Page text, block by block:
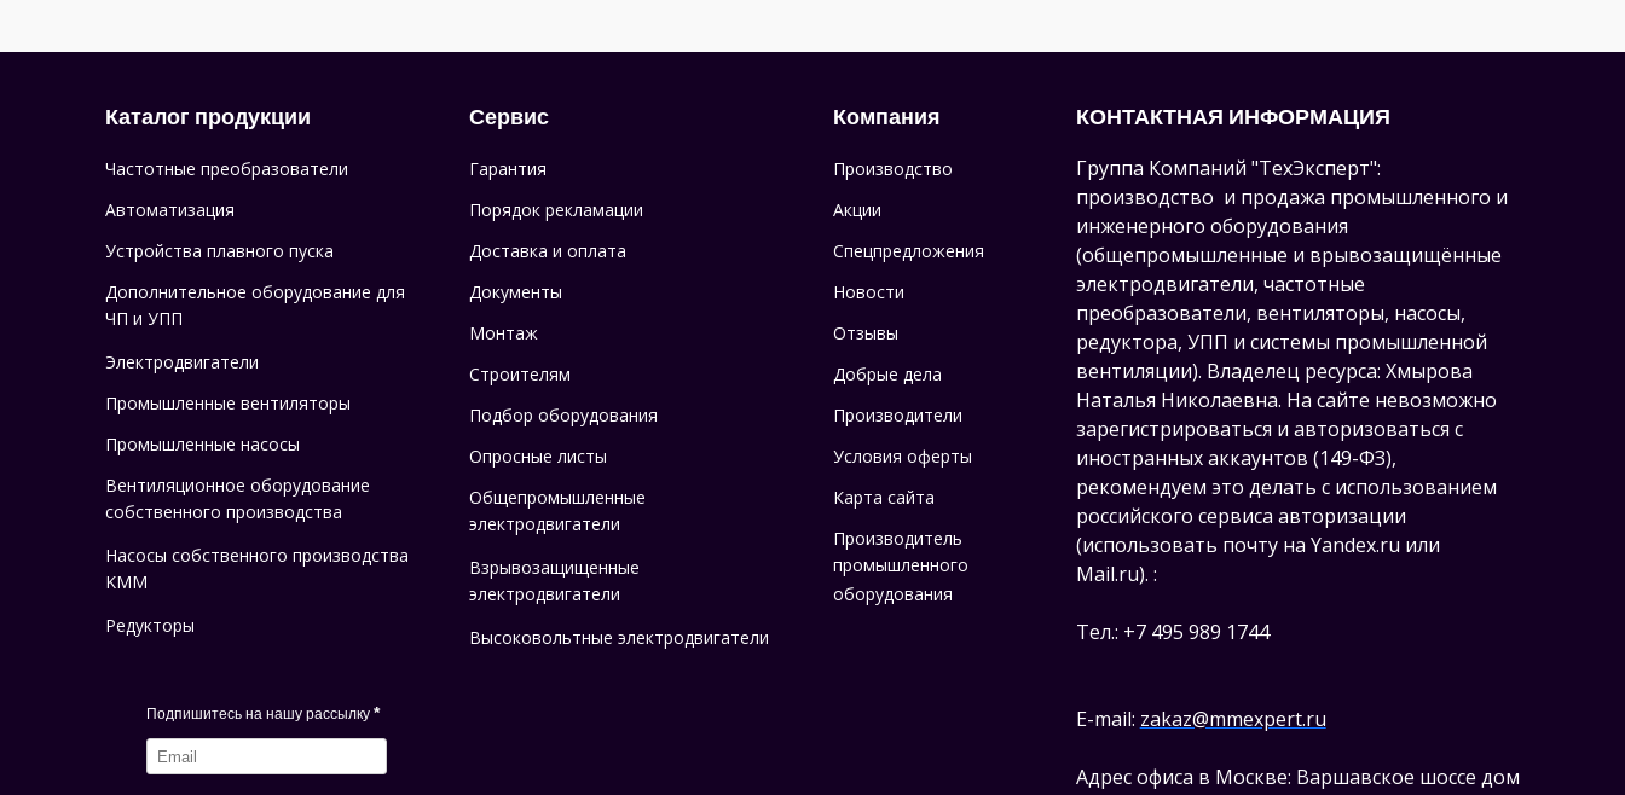
Каталог продукции
Частотные преобразователи
Автоматизация
Устройства плавного пуска
Дополнительное оборудование для
ЧП и УПП
Электродвигатели
Промышленные вентиляторы
Промышленные насосы
Вентиляционное оборудование
собственного производства
Насосы собственного производства
KMM
Редукторы
Подпишитесь на нашу рассылку *
Сервис
Гарантия
Порядок рекламации
Доставка и оплата
Документы
Монтаж
Строителям
Подбор оборудования
Опросные листы
Общепромышленные
электродвигатели
Взрывозащищенные
электродвигатели
Высоковольтные электродвигатели
Компания
Производство
Акции
Спецпредложения
Новости
Отзывы
Добрые дела
Производители
Условия оферты
Карта сайта
Производитель
промышленного
оборудования
КОНТАКТНАЯ ИНФОРМАЦИЯ
Группа Компаний "ТехЭксперт":
производство и продажа промышленного и
инженерного оборудования
(общепромышленные и врывозащищённые
электродвигатели, частотные
преобразователи, вентиляторы, насосы,
редуктора, УПП и системы промышленной
вентиляции). Владелец ресурса: Хмырова
Наталья Николаевна. На сайте невозможно
зарегистрироваться и авторизоваться с
иностранных аккаунтов (149-ФЗ),
рекомендуем это делать с использованием
российского сервиса авторизации
(использовать почту на Yandex.ru или
Mail.ru). :
Тел.: +7 495 989 1744
E-mail: zakaz@mmexpert.ru
Адрес офиса в Москве: Варшавское шоссе дом